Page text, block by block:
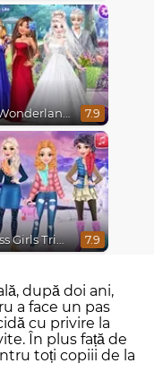
Elsa's Wonderland Wedding 7.9
Princess Girls Trip To Aspen 7.9
după doi ani,
a face un pas
cu privire la
În plus față de
toți copiii de la